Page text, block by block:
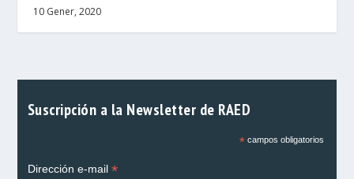
10 Gener, 2020
Suscripción a la Newsletter de RAED
*campos obligatorios
Dirección e-mail *